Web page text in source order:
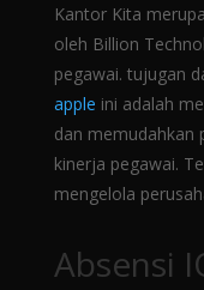
Kantor Kita
oleh Billion
pegawai. tujugan
apple ini adalah
dan memudahkan
kinerja pegawai.
mengelola
Absensi